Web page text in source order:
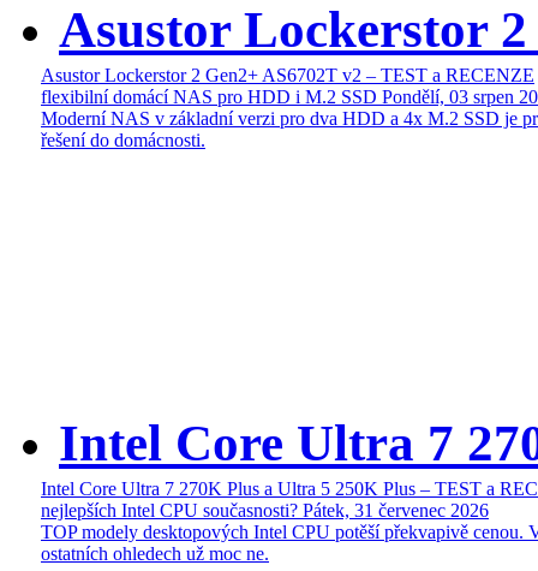
Asustor Lockerstor
Asustor Lockerstor 2 Gen2+ AS6702T v2 – TEST a RECENZE
flexibilní domácí NAS pro HDD i M.2 SSD Pondělí, 03 srpen
Moderní NAS v základní verzi pro dva HDD a 4x M.2 SSD je
řešení do domácnosti.
Intel Core Ultra 7
Intel Core Ultra 7 270K Plus a Ultra 5 250K Plus – TEST a
nejlepších Intel CPU současnosti? Pátek, 31 červenec 2026
TOP modely desktopových Intel CPU potěší překvapivě cenou.
ostatních ohledech už moc ne.